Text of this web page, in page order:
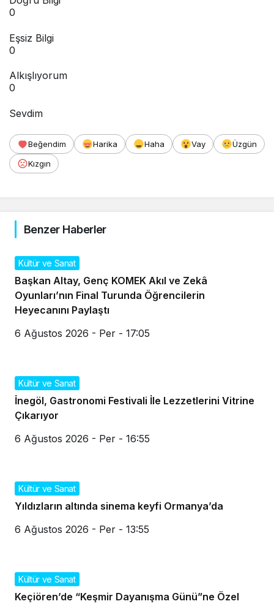
0
Eşsiz Bilgi
0
Alkışlıyorum
0
Sevdim
Beğendim Harika Haha Vay
Üzgün
Kızgın
Benzer Haberler
Kültür ve Sanat
Başkan Altay, Genç KOMEK Akıl ve Zekâ
Oyunları’nın Final Turunda Öğrencilerin
Heyecanını Paylaştı
6 Ağustos 2026 - Per - 17:05
Kültür ve Sanat
İnegöl, Gastronomi Festivali İle Lezzetlerini Vitrine
Çıkarıyor
6 Ağustos 2026 - Per - 16:55
Kültür ve Sanat
Yıldızların altında sinema keyfi Ormanya’da
6 Ağustos 2026 - Per - 13:55
Kültür ve Sanat
Keçiören’de “Keşmir Dayanışma Günü”ne Özel